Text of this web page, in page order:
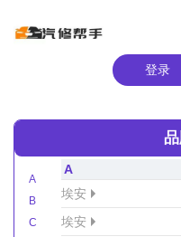
登录
A
B
C
A
埃安
埃安